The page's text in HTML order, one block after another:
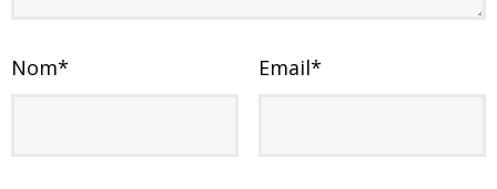
Nom* Email*